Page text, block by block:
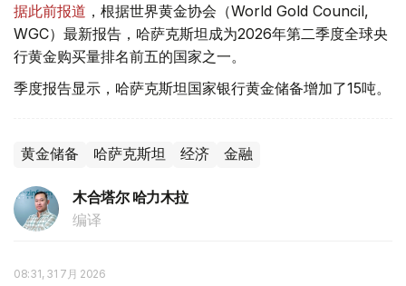
据此前报道 ，根据世界黄金协会（World Gold Council,
WGC）最新报告，哈萨克斯坦成为2026年第二季度全球央
行黄金购买量排名前五的国家之一。
季度报告显示，哈萨克斯坦国家银行黄金储备增加了15吨。
黄金储备 哈萨克斯坦 经济 金融
木合塔尔 哈力木拉
编译
08:31, 31 7月 2026